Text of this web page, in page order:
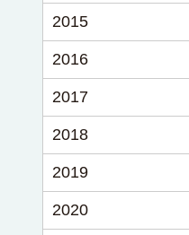
2015
2016
2017
2018
2019
2020